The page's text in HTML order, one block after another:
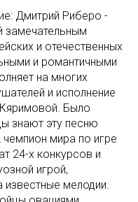
Дмитрий Риберо -
и отечественных
и романтичными
на многих
и исполнение
Было
знают эту песню
мира по игре
24-х конкурсов и
игрой,
известные мелодии.